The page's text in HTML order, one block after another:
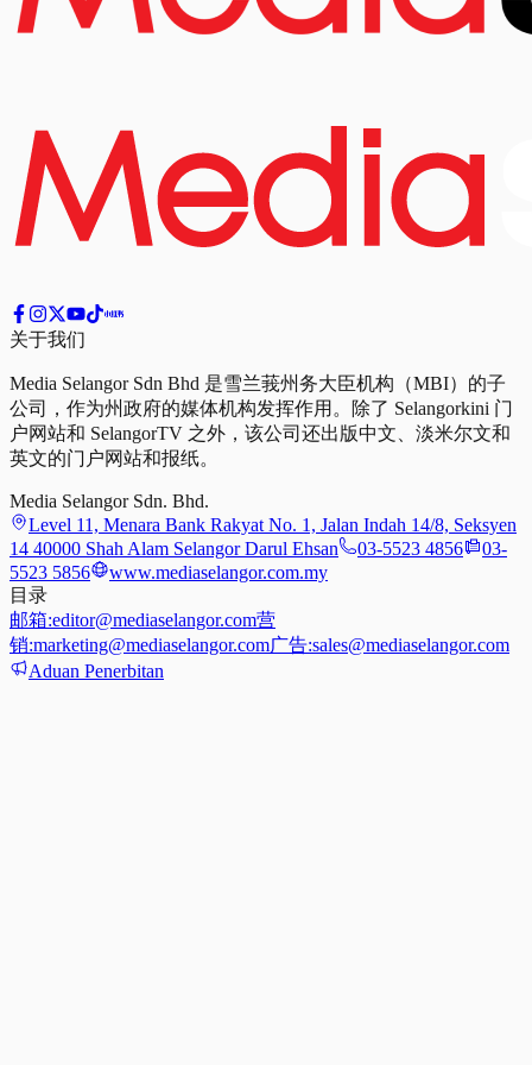
关于我们
Media Selangor Sdn Bhd 是雪兰莪州务大臣机构（MBI）的子
公司，作为州政府的媒体机构发挥作用。除了 Selangorkini 门
户网站和 SelangorTV 之外，该公司还出版中文、淡米尔文和
英文的门户网站和报纸。
Media Selangor Sdn. Bhd.
Level 11, Menara Bank Rakyat No. 1, Jalan Indah 14/8, Seksyen
14 40000 Shah Alam Selangor Darul Ehsan
03-5523 4856
03-
5523 5856
www.mediaselangor.com.my
目录
邮箱:editor@mediaselangor.com营
销:marketing@mediaselangor.com广告:sales@mediaselangor.com
Aduan Penerbitan